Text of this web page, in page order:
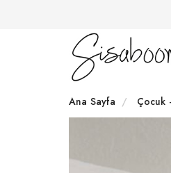
Ana Sayfa Çocuk